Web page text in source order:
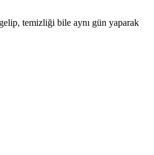
temizliği bile aynı gün yaparak